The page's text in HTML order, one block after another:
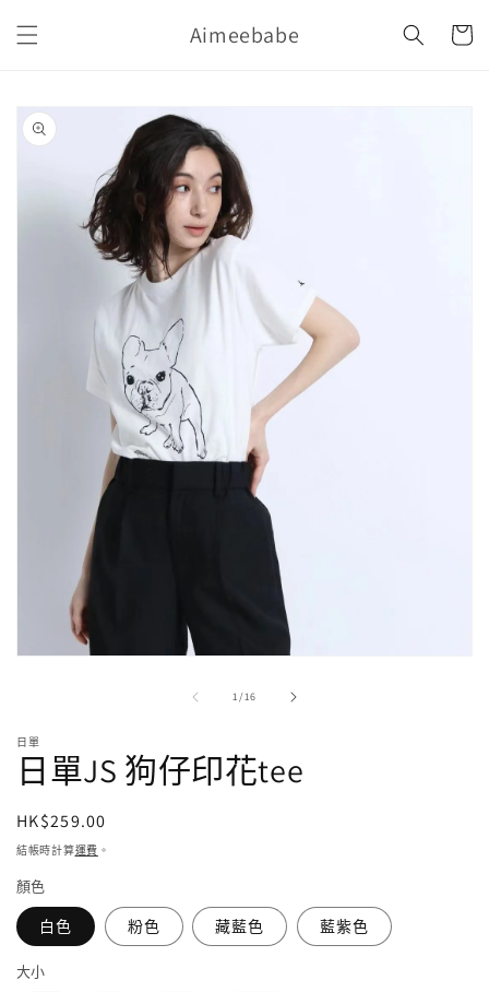
容
Aimeebabe
物
略過產
品資訊
應
中
開
啟
多
媒
檔
案
1
1/
/ 16
日單
日單JS 狗仔印花tee
定
價
HK$259.00
結帳時計算運費 。
顏色
白色 粉色 藏藍色 藍紫色
大小